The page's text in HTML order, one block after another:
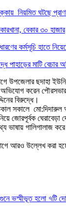
নিয়মিত ঘটছে
বেকার ৩০ হাজার
কর্মসূচি হাতে
পাহাড়ের মাটি বেচার
উপজেলার ছদাহা
করেন পৌরসভার
বিরুদ্ধে।
সকালে মো:দিদারুল
জোরপূর্বক ঘেরাবেড়া
ভাষায় গালিগালাজ
আরও উল্লেখ করা
ভস্মীভূত হলো ৭টি